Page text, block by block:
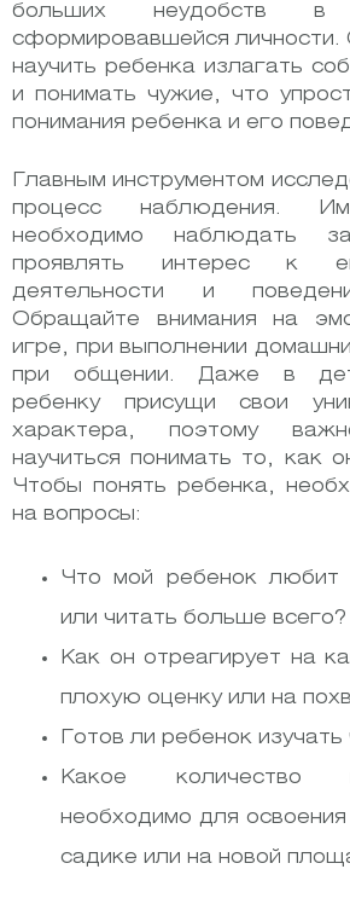
больших неудобств
сформировавшейся личности.
научить ребенка излагать
и понимать чужие, что
понимания ребенка и его
Главным инструментом
процесс наблюдения.
необходимо наблюдать
проявлять интерес к
деятельности и
Обращайте внимания на
игре, при выполнении
при общении. Даже в
ребенку присущи свои
характера, поэтому
научиться понимать то, как
Чтобы понять ребенка,
на вопросы:
Что мой ребенок любит
или читать больше всего?
Как он отреагирует на
плохую оценку или на
Готов ли ребенок
Какое количество
необходимо для
садике или на новой